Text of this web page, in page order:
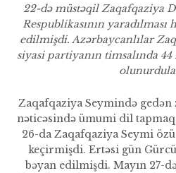
22-də müstəqil Zaqafqaziya
Respublikasının yaradılması
edilmişdi. Azərbaycanlılar
siyasi partiyanın timsalında
Zaqafqaziya Seymində
nəticəsində ümumi dil
26-da Zaqafqaziya Seymi
keçir­mişdi. Ertəsi gün
bəyan edilmişdi. Mayın 27-